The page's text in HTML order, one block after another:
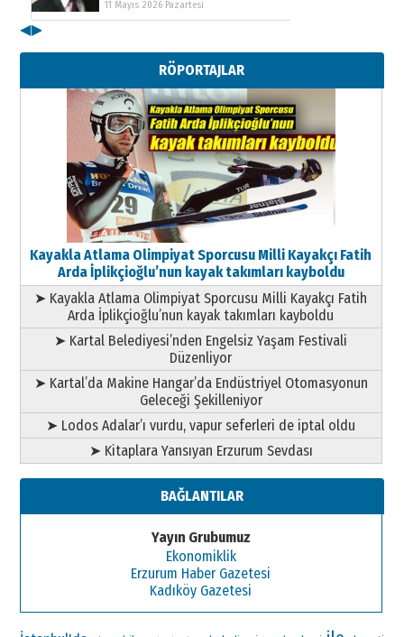
11 Mayıs 2026 Pazartesi
Metin Külünk: Aileyi Korumak
Geleceği Korumaktır
11 Mayıs 2026 Pazartesi
◀▶
RÖPORTAJLAR
Kayakla Atlama Olimpiyat Sporcusu Milli Kayakçı Fatih
Arda İplikçioğlu’nun kayak takımları kayboldu
➤ Kayakla Atlama Olimpiyat Sporcusu Milli Kayakçı Fatih
Arda İplikçioğlu’nun kayak takımları kayboldu
➤ Kartal Belediyesi’nden Engelsiz Yaşam Festivali
Düzenliyor
➤ Kartal’da Makine Hangar’da Endüstriyel Otomasyonun
Geleceği Şekilleniyor
➤ Lodos Adalar’ı vurdu, vapur seferleri de iptal oldu
➤ Kitaplara Yansıyan Erzurum Sevdası
BAĞLANTILAR
Yayın Grubumuz
Ekonomiklik
Erzurum Haber Gazetesi
Kadıköy Gazetesi